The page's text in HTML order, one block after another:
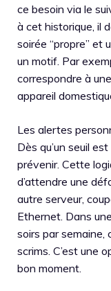
ce besoin via le
à cet historique, il
soirée “propre” et
un motif. Par
correspondre à
appareil
Les alertes
Dès qu’un seuil
prévenir. Cette
d’attendre une
autre serveur,
Ethernet. Dans
soirs par semaine,
scrims. C’est une
bon moment.